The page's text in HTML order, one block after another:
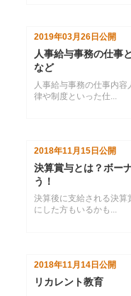
2019年03月26日 公開
人事給与事務の仕事
など
人事給与事務の仕事内
律や制度といった仕...
2018年11月15日 公開
決算賞与とは？ボー
う！
決算後に支給される決算
にした方もいるかも...
2018年11月14日公開
リカレント教育